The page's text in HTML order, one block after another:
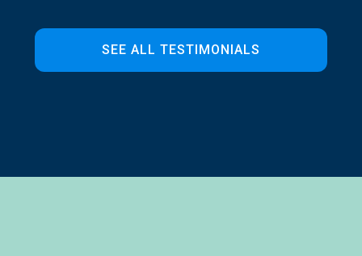
SEE ALL TESTIMONIALS